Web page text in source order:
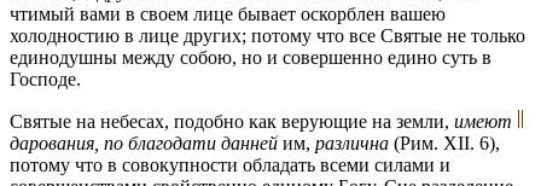
чтимый вами в своем лице бывает оскорблен вашею
холодностию в лице других; потому что все Святые не только
единодушны между собою, но и совершенно едино суть в
Господе.
Святые на небесах, подобно как верующие на земли, имеют
дарования, по благодати данней им, различна (Рим. XII. 6),
потому что в совокупности обладать всеми силами и